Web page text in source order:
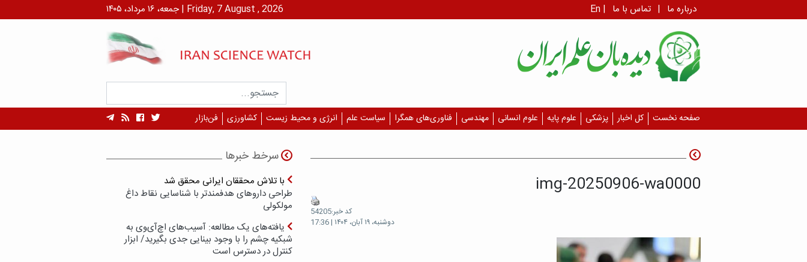
جمعه، ۱۶ مرداد، ۱۴۰۵ | Friday, 7 August , 2026 En | درباره ما | تماس با ما
صفحه نخست کل اخبار پزشکی علوم پایه علوم انسانی مهندسی فناوری‌های همگرا سیاست علم انرژی و محیط زیست کشاورزی فن‌بازار
img-20250906-wa0000
کد خبر:54205
دوشنبه، ۱۹ آبان، ۱۴۰۴ | 17:36
سرخط خبرها
با تلاش محققان ایرانی محقق شد
طراحی داروهای هدفمندتر با شناسایی نقاط داغ
مولکولی
یافته‌های یک مطالعه: آسیب‌های اچ‌آی‌وی به
شبکیه چشم را با وجود بینایی جدی بگیرید/ ابزار
کنترل در دسترس است